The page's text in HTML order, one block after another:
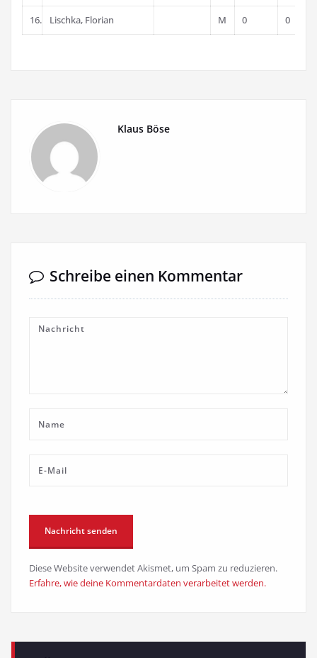
16. Lischka, Florian M 0 0
Klaus Böse
Schreibe einen Kommentar
Diese Website verwendet Akismet, um Spam zu reduzieren.
Erfahre, wie deine Kommentardaten verarbeitet werden.